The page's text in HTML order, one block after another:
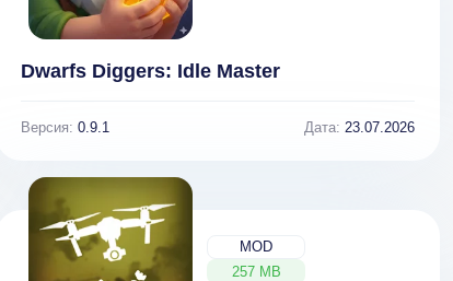
Dwarfs Diggers: Idle Master
Версия: 0.9.1 Дата: 23.07.2026
MOD
257 MB